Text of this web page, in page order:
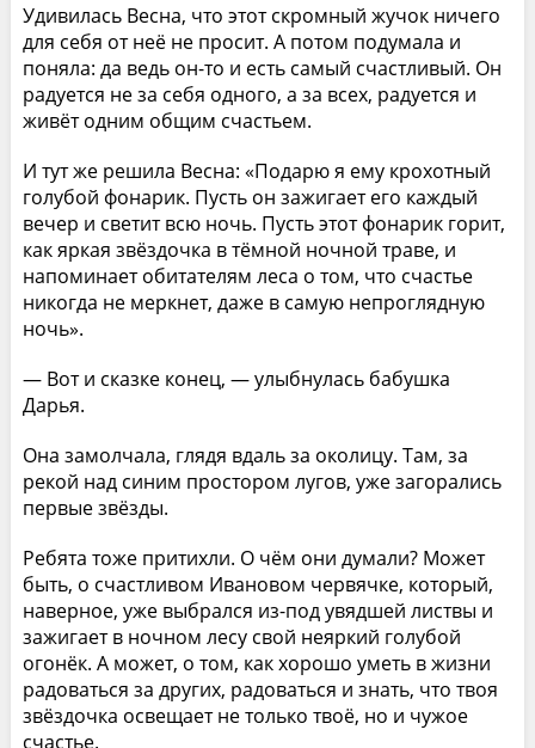
Удивилась Весна, что этот скромный жучок ничего
для себя от неё не просит. А потом подумала и
поняла: да ведь он-то и есть самый счастливый. Он
радуется не за себя одного, а за всех, радуется и
живёт одним общим счастьем.
И тут же решила Весна: «Подарю я ему крохотный
голубой фонарик. Пусть он зажигает его каждый
вечер и светит всю ночь. Пусть этот фонарик горит,
как яркая звёздочка в тёмной ночной траве, и
напоминает обитателям леса о том, что счастье
никогда не меркнет, даже в самую непроглядную
ночь».
— Вот и сказке конец, — улыбнулась бабушка
Дарья.
Она замолчала, глядя вдаль за околицу. Там, за
рекой над синим простором лугов, уже загорались
первые звёзды.
Ребята тоже притихли. О чём они думали? Может
быть, о счастливом Ивановом червячке, который,
наверное, уже выбрался из-под увядшей листвы и
зажигает в ночном лесу свой неяркий голубой
огонёк. А может, о том, как хорошо уметь в жизни
радоваться за других, радоваться и знать, что твоя
звёздочка освещает не только твоё, но и чужое
счастье.